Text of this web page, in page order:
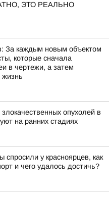
ЭТО РЕАЛЬНО
За каждым новым объектом
которые сначала
в чертежи, а затем
опухолей в
на ранних стадиях
спросили у красноярцев, как
и чего удалось достичь?